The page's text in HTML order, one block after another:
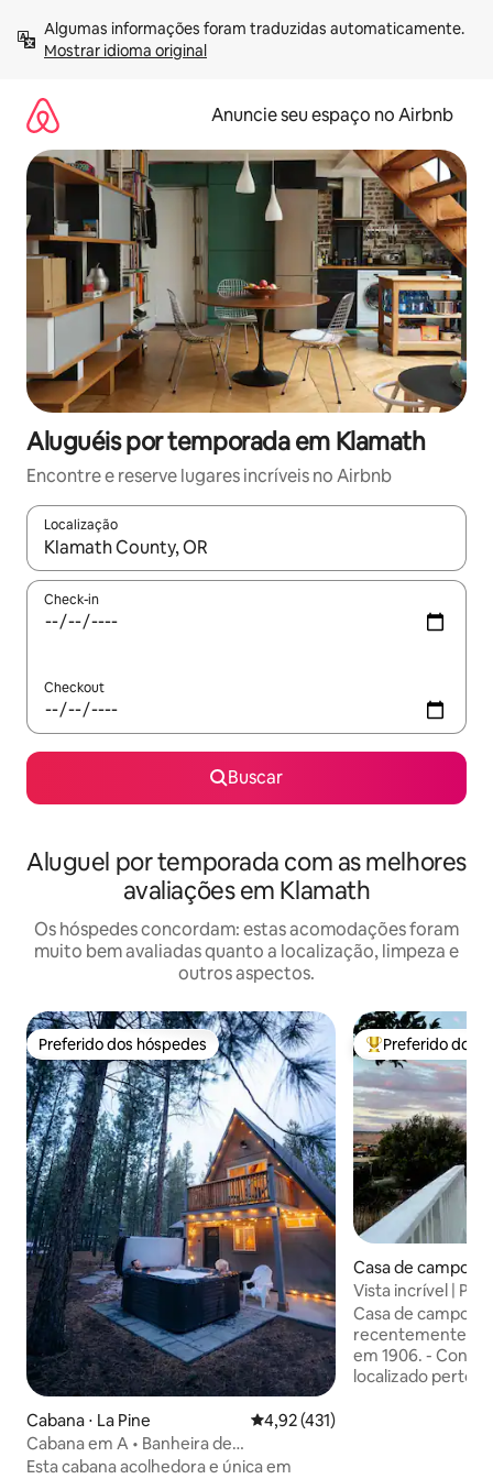
para
Mostrar idioma original
Anuncie seu espaço no Airbnb
Aluguéis por temporada em Klamath
Encontre e reserve lugares incríveis no Airbnb
Localização
Quando os resultados estiverem disponíveis, explore-os
Check-in
Checkout
Buscar
Aluguel por temporada com as melhores
avaliações em Klamath
Os hóspedes concordam: estas acomodações foram
muito bem avaliadas quanto a localização, limpeza e
outros aspectos.
Preferido dos hóspedes
Preferido dos hóspedes
Cabana ⋅ La Pine 4,92 de uma avaliação média de
4,92 (431)
Cabana em A • Banheira de
hidromassagem • Perto de Bend • Crater
Esta cabana acolhedora e única em
Entre os
Preferido dos
Casa de campo ⋅
alls
Vista incrível |
cratera
Casa de campo
recentemente
em 1906. - Convenientemente
localizado perto